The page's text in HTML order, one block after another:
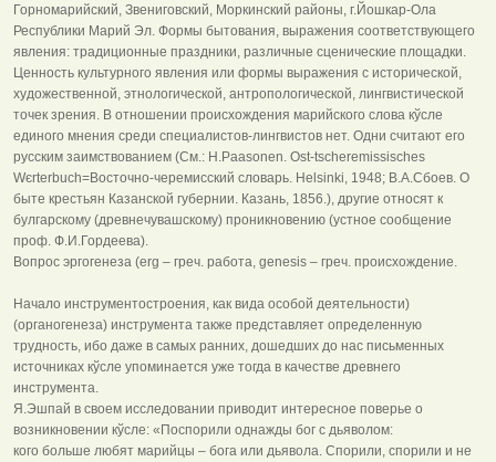
Горномарийский, Звениговский, Моркинский районы, г.Йошкар-Ола
Республики Марий Эл. Формы бытования, выражения соответствующего
явления: традиционные праздники, различные сценические площадки.
Ценность культурного явления или формы выражения с исторической,
художественной, этнологической, антропологической, лингвистической
точек зрения. В отношении происхождения марийского слова кўсле
единого мнения среди специалистов-лингвистов нет. Одни считают его
русским заимствованием (См.: Н.Paasonen. Ost-tscheremissisches
Wєrterbuch=Восточно-черемисский словарь. Helsinki, 1948; В.А.Сбоев. О
быте крестьян Казанской губернии. Казань, 1856.), другие относят к
булгарскому (древнечувашскому) проникновению (устное сообщение
проф. Ф.И.Гордеева).
Вопрос эргогенеза (erg – греч. работа, genesis – греч. происхождение.
Начало инструментостроения, как вида особой деятельности)
(органогенеза) инструмента также представляет определенную
трудность, ибо даже в самых ранних, дошедших до нас письменных
источниках кўсле упоминается уже тогда в качестве древнего
инструмента.
Я.Эшпай в своем исследовании приводит интересное поверье о
возникновении кўсле: «Поспорили однажды бог с дьяволом:
кого больше любят марийцы – бога или дьявола. Спорили, спорили и не